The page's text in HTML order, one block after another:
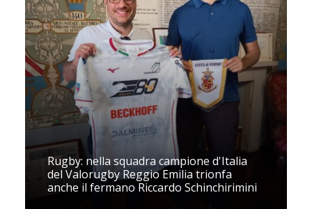
Rugby: nella squadra campione d'Italia
del Valorugby Reggio Emilia trionfa
anche il fermano Riccardo Schinchirimini